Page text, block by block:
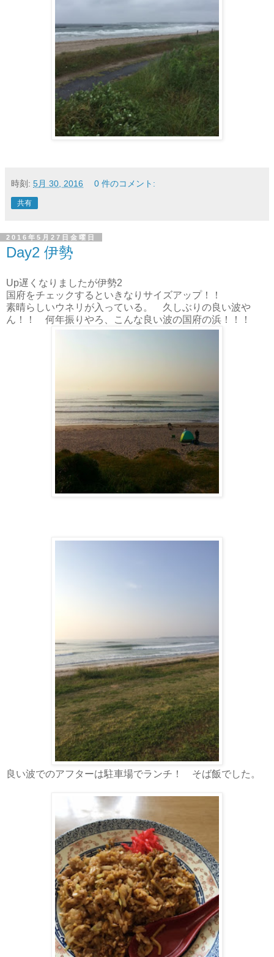
時刻: 5月 30, 2016 0 件のコメント:
共有
2016年5月27日金曜日
Day2 伊勢
Up遅くなりましたが伊勢2
国府をチェックするといきなりサイズアップ！！
素晴らしいウネリが入っている。 久しぶりの良い波や
ん！！ 何年振りやろ、こんな良い波の国府の浜！！！
良い波でのアフターは駐車場でランチ！ そば飯でした。